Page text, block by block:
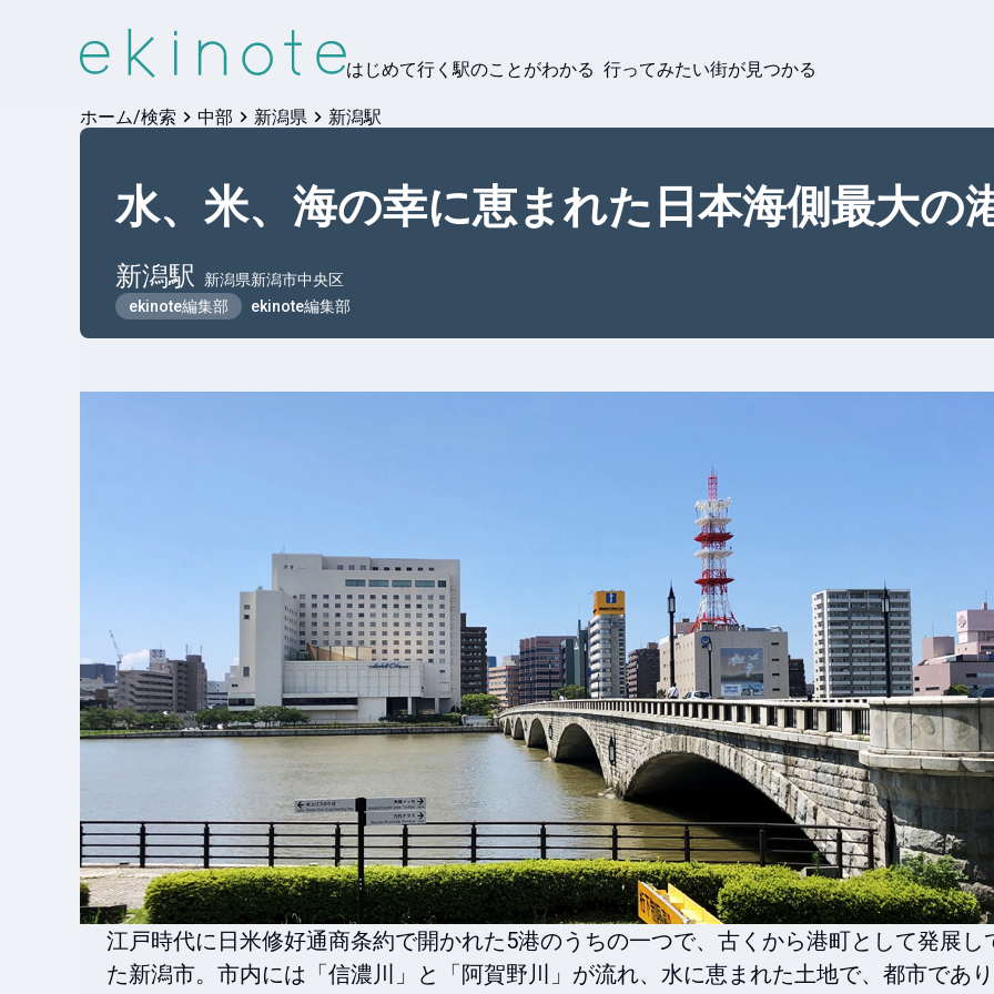
はじめて行く駅のことがわかる 行ってみたい街が見つかる
ホーム/検索 中部 新潟県 新潟駅
水、米、海の幸に恵まれた日本海側最大の
新潟駅
新潟県新潟市中央区
ekinote編集部
ekinote編集部
江戸時代に日米修好通商条約で開かれた5港のうちの一つで、古くから港町として発展し
た新潟市。市内には「信濃川」と「阿賀野川」が流れ、水に恵まれた土地で、都市であ